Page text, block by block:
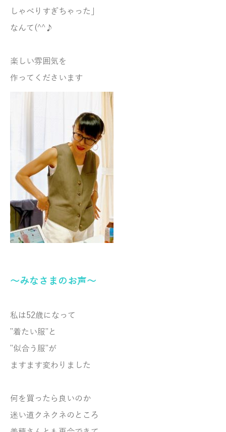
しゃべりすぎちゃった」
なんて(^^♪
楽しい雰囲気を
作ってくださいます
～みなさまのお声～
私は52歳になって
”着たい服”と
”似合う服”が
ますます変わりました
何を買ったら良いのか
迷い道クネクネのところ